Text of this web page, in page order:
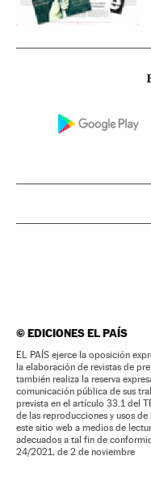
©EDICIONES EL PAÍS
EL PAÍS ejerce la oposición
la elaboración de revistas de
también realiza la reserva
comunicación pública de sus
prevista en el artículo 33.1 del
de las reproducciones y usos
este sitio web a medios de
adecuados a tal fin de
24/2021, de 2 de noviembre